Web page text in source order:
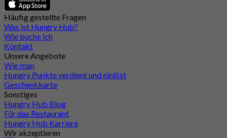
Häufig gestellte Fragen
Was ist Hungry Hub?
Wie buche ich
Kontakt
Unsere Angebote
Wie man
Hungry Punkte verdient und einlöst
Geschenkkarte
Sonstiges
Hungry Hub Blog
Für das Restaurant
Hungry Hub Karriere
Wir akzeptieren